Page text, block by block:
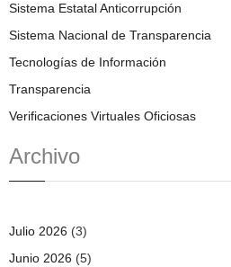
Sistema Estatal Anticorrupción
Sistema Nacional de Transparencia
Tecnologías de Información
Transparencia
Verificaciones Virtuales Oficiosas
Archivo
Julio 2026 (3)
Junio 2026 (5)